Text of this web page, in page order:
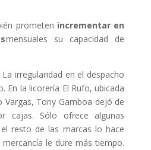
prometen incrementar en
mensuales su capacidad de
La irregularidad en el despacho
En la licorería El Rufo, ubicada
Vargas, Tony Gamboa dejó de
cajas. Sólo ofrece algunas
resto de las marcas lo hace
le dure más tiempo.